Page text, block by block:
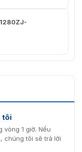
tôi
vòng 1 giờ. Nếu
chúng tôi sẽ trả lời